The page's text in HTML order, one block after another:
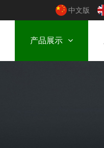
中文版
产品展示